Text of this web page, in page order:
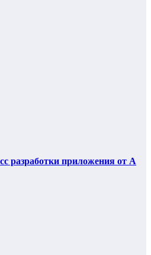
разработки приложения от А